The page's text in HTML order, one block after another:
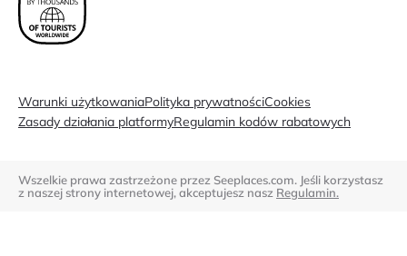
Warunki użytkowaniaPolityka prywatnościCookies
Zasady działania platformyRegulamin kodów rabatowych
Wszelkie prawa zastrzeżone przez Seeplaces.com. Jeśli korzystasz
z naszej strony internetowej, akceptujesz nasz Regulamin.